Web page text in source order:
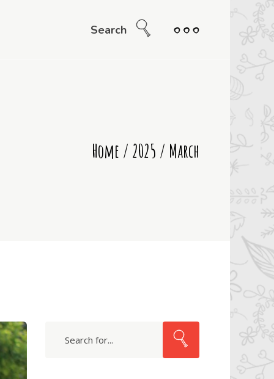
Search
Home / 2025 / March